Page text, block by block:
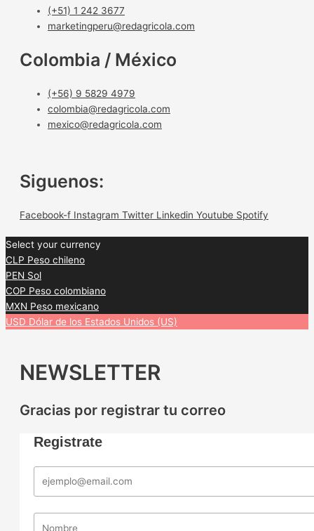
(+51) 1 242 3677
marketingperu@redagricola.com
Colombia / México
(+56) 9 5829 4979
colombia@redagricola.com
mexico@redagricola.com
Siguenos:
Facebook-f Instagram Twitter Linkedin Youtube Spotify
Select your currency
CLP Peso chileno
PEN Sol
COP Peso colombiano
MXN Peso mexicano
USD Dólar de los Estados Unidos (US)
NEWSLETTER
Gracias por registrar tu correo
Registrate